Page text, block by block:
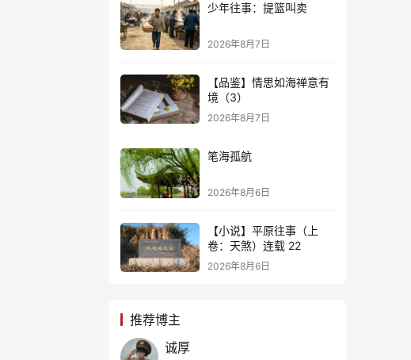
少年往事：提篮叫卖
2026年8月7日
【品鉴】情思如海禅意有
境（3）
2026年8月7日
笔海孤航
2026年8月6日
【小说】平原往事（上
卷：天煞）连载 22
2026年8月6日
推荐博主
诚厚